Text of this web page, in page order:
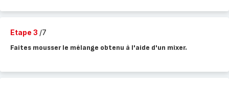
Etape 3 /7
Faites mousser le mélange obtenu à l'aide d'un mixer.